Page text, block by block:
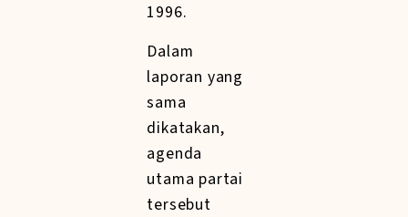
1996.
Dalam
laporan yang
sama
dikatakan,
agenda
utama partai
tersebut